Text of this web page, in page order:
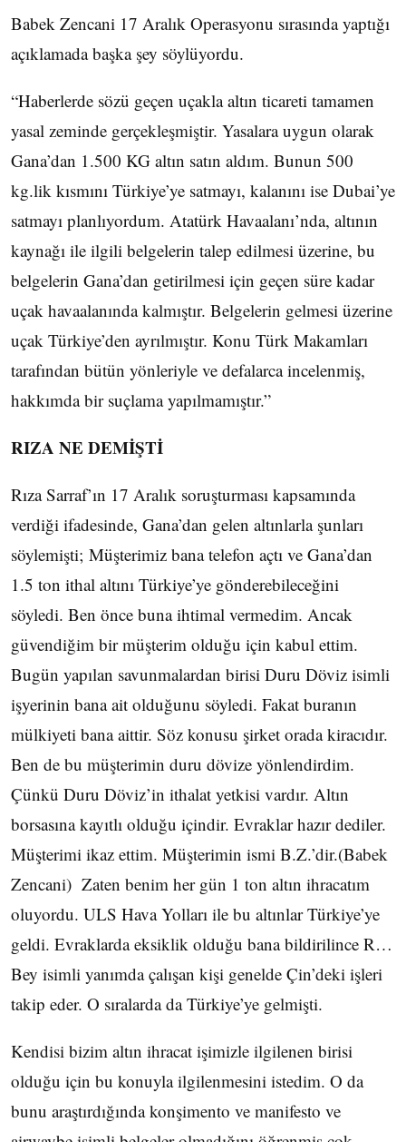
Babek Zencani 17 Aralık Operasyonu sırasında yaptığı
açıklamada başka şey söylüyordu.
“Haberlerde sözü geçen uçakla altın ticareti tamamen
yasal zeminde gerçekleşmiştir. Yasalara uygun olarak
Gana’dan 1.500 KG altın satın aldım. Bunun 500
kg.lik kısmını Türkiye’ye satmayı, kalanını ise Dubai’ye
satmayı planlıyordum. Atatürk Havaalanı’nda, altının
kaynağı ile ilgili belgelerin talep edilmesi üzerine, bu
belgelerin Gana’dan getirilmesi için geçen süre kadar
uçak havaalanında kalmıştır. Belgelerin gelmesi üzerine
uçak Türkiye’den ayrılmıştır. Konu Türk Makamları
tarafından bütün yönleriyle ve defalarca incelenmiş,
hakkımda bir suçlama yapılmamıştır.”
RIZA NE DEMİŞTİ
Rıza Sarraf’ın 17 Aralık soruşturması kapsamında
verdiği ifadesinde, Gana’dan gelen altınlarla şunları
söylemişti; Müşterimiz bana telefon açtı ve Gana’dan
1.5 ton ithal altını Türkiye’ye gönderebileceğini
söyledi. Ben önce buna ihtimal vermedim. Ancak
güvendiğim bir müşterim olduğu için kabul ettim.
Bugün yapılan savunmalardan birisi Duru Döviz isimli
işyerinin bana ait olduğunu söyledi. Fakat buranın
mülkiyeti bana aittir. Söz konusu şirket orada kiracıdır.
Ben de bu müşterimin duru dövize yönlendirdim.
Çünkü Duru Döviz’in ithalat yetkisi vardır. Altın
borsasına kayıtlı olduğu içindir. Evraklar hazır dediler.
Müşterimi ikaz ettim. Müşterimin ismi B.Z.’dir.(Babek
Zencani) Zaten benim her gün 1 ton altın ihracatım
oluyordu. ULS Hava Yolları ile bu altınlar Türkiye’ye
geldi. Evraklarda eksiklik olduğu bana bildirilince R…
Bey isimli yanımda çalışan kişi genelde Çin’deki işleri
takip eder. O sıralarda da Türkiye’ye gelmişti.
Kendisi bizim altın ihracat işimizle ilgilenen birisi
olduğu için bu konuyla ilgilenmesini istedim. O da
bunu araştırdığında konşimento ve manifesto ve